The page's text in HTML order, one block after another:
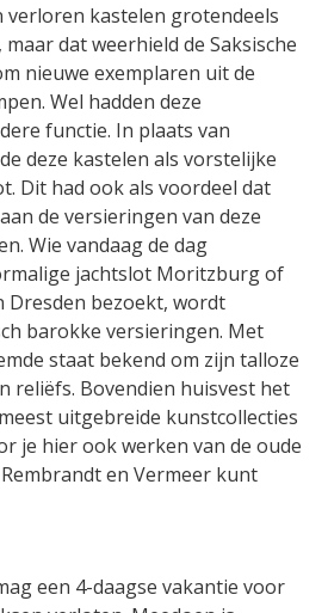
verloren kastelen grotendeels
dat weerhield de Saksische
nieuwe exemplaren uit de
Wel hadden deze
functie. In plaats van
deze kastelen als vorstelijke
Dit had ook als voordeel dat
de versieringen van deze
Wie vandaag de dag
jachtslot Moritzburg of
Dresden bezoekt, wordt
barokke versieringen. Met
staat bekend om zijn talloze
reliëfs. Bovendien huisvest het
uitgebreide kunstcollecties
je hier ook werken van de oude
en Vermeer kunt
een 4-daagse vakantie voor